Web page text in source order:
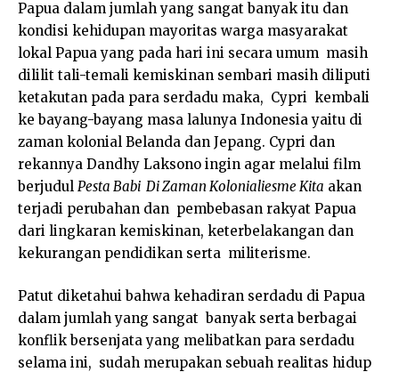
Papua dalam jumlah yang sangat banyak itu dan
kondisi kehidupan mayoritas warga masyarakat
lokal Papua yang pada hari ini secara umum masih
dililit tali-temali kemiskinan sembari masih diliputi
ketakutan pada para serdadu maka, Cypri kembali
ke bayang-bayang masa lalunya Indonesia yaitu di
zaman kolonial Belanda dan Jepang. Cypri dan
rekannya Dandhy Laksono ingin agar melalui film
berjudul Pesta Babi Di Zaman Kolonialiesme Kita akan
terjadi perubahan dan pembebasan rakyat Papua
dari lingkaran kemiskinan, keterbelakangan dan
kekurangan pendidikan serta militerisme.
Patut diketahui bahwa kehadiran serdadu di Papua
dalam jumlah yang sangat banyak serta berbagai
konflik bersenjata yang melibatkan para serdadu
selama ini, sudah merupakan sebuah realitas hidup